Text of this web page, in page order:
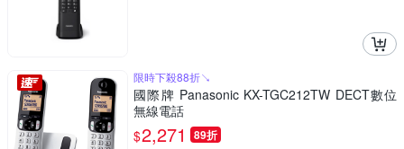
限時下殺88折↘
國際牌 Panasonic KX-TGC212TW DECT數位
無線電話
$2,271 89折